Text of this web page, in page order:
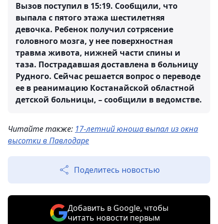
Вызов поступил в 15:19. Сообщили, что
выпала с пятого этажа шестилетняя
девочка. Ребенок получил сотрясение
головного мозга, у нее поверхностная
травма живота, нижней части спины и
таза. Пострадавшая доставлена в больницу
Рудного. Сейчас решается вопрос о переводе
ее в реанимацию Костанайской областной
детской больницы, – сообщили в ведомстве.
Читайте также: 17-летний юноша выпал из окна
высотки в Павлодаре
Поделитесь новостью
Добавить в Google, чтобы
читать новости первым